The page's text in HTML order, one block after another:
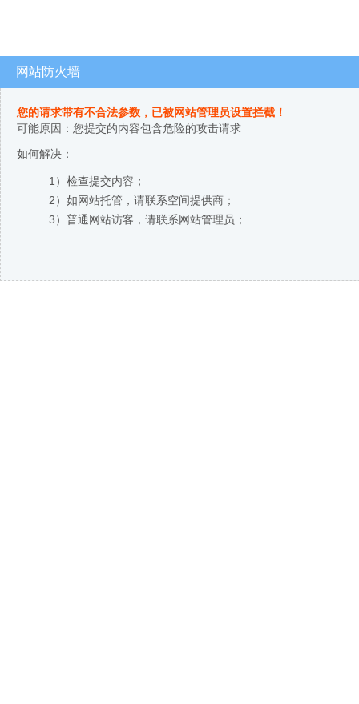
网站防火墙
您的请求带有不合法参数，已被网站管理员设置拦截！
可能原因：您提交的内容包含危险的攻击请求
如何解决：
1）检查提交内容；
2）如网站托管，请联系空间提供商；
3）普通网站访客，请联系网站管理员；